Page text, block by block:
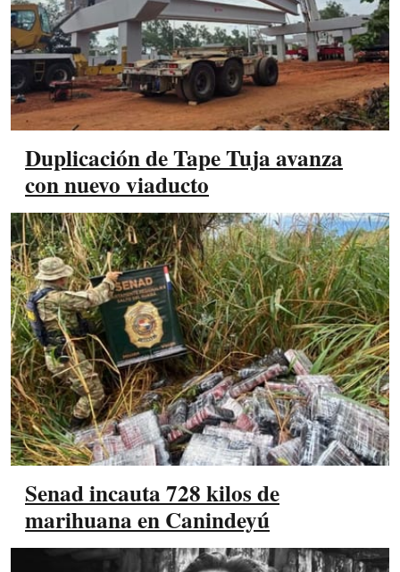
Duplicación de Tape Tuja avanza
con nuevo viaducto
Senad incauta 728 kilos de
marihuana en Canindeyú